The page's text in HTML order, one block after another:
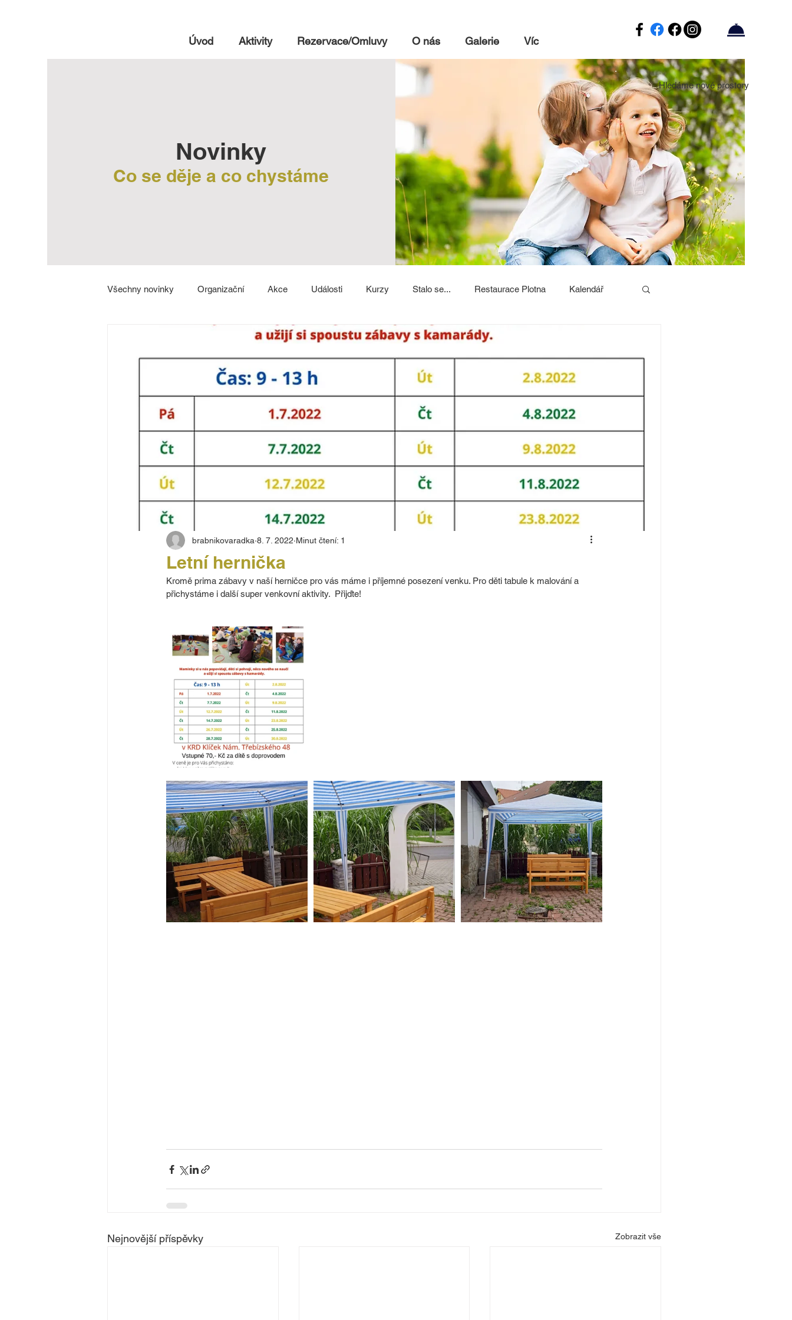
Hledáme nové prostory
Úvod Aktivity Rezervace/Omluvy O nás Galerie Víc
Novinky
Co se děje a co chystáme
Všechny novinky Organizační Akce Události Kurzy Stalo se... Restaurace Plotna Kalendář
Letní hernička
brabnikovaradka 8. 7. 2022 Minut čtení: 1
Kromě prima zábavy v naší herničce pro vás máme i příjemné posezení venku. Pro děti tabule k malování a
přichystáme i další super venkovní aktivity.  Přijďte!
Nejnovější příspěvky Zobrazit vše